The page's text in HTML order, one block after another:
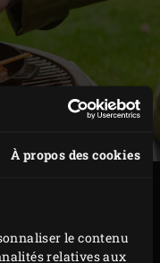
À propos des cookies
le contenu
relatives aux
le Big Green Egg et